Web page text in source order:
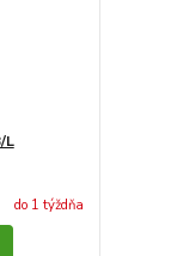
L
do 1 týždňa